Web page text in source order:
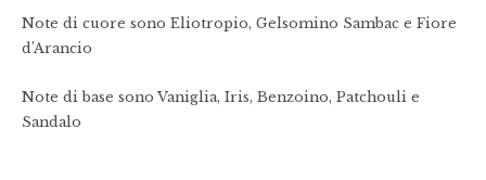
Note di cuore sono Eliotropio, Gelsomino Sambac e Fiore
d’Arancio
Note di base sono Vaniglia, Iris, Benzoino, Patchouli e
Sandalo